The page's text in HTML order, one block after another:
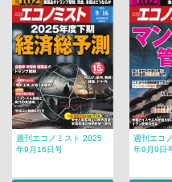
週刊エコノミスト 2025
年9月16日号
週刊エコ
年9月9日